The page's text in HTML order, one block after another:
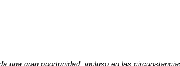
una gran oportunidad, incluso en las